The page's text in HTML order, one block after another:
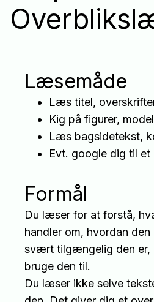
Læsemåde
Læs titel,
Kig på figurer,
Læs bagsidetekst,
Evt. google dig til et
Formål
Du læser for at forstå,
handler om, hvordan
svært tilgængelig den er,
bruge den til.
Du læser ikke selve